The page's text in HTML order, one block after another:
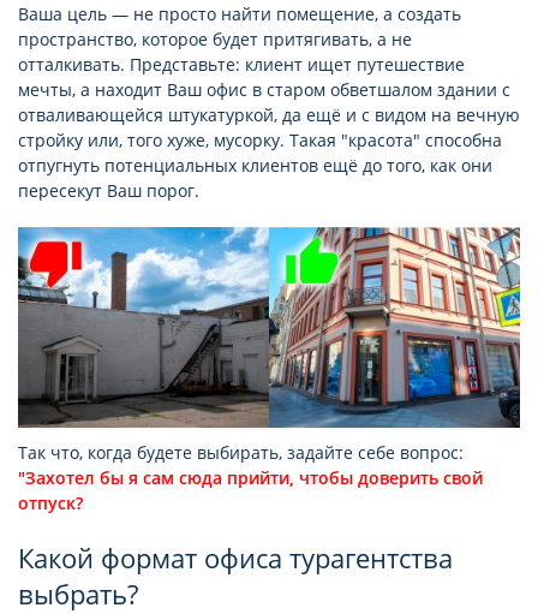
Ваша цель — не просто найти помещение, а создать
пространство, которое будет притягивать, а не
отталкивать. Представьте: клиент ищет путешествие
мечты, а находит Ваш офис в старом обветшалом здании с
отваливающейся штукатуркой, да ещё и с видом на вечную
стройку или, того хуже, мусорку. Такая "красота" способна
отпугнуть потенциальных клиентов ещё до того, как они
пересекут Ваш порог.
Так что, когда будете выбирать, задайте себе вопрос:
"Захотел бы я сам сюда прийти, чтобы доверить свой
отпуск?
Какой формат офиса турагентства
выбрать?